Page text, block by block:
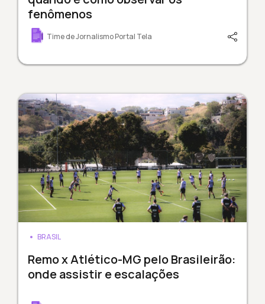
fenômenos
Time de Jornalismo Portal Tela
BRASIL
Remo x Atlético-MG pelo Brasileirão:
onde assistir e escalações